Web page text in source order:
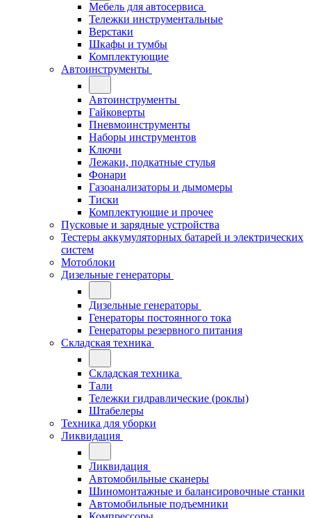
Мебель для автосервиса
Тележки инструментальные
Верстаки
Шкафы и тумбы
Комплектующие
Автоинструменты
Автоинструменты
Гайковерты
Пневмоинструменты
Наборы инструментов
Ключи
Лежаки, подкатные стулья
Фонари
Газоанализаторы и дымомеры
Тиски
Комплектующие и прочее
Пусковые и зарядные устройства
Тестеры аккумуляторных батарей и электрических
систем
Мотоблоки
Дизельные генераторы
Дизельные генераторы
Генераторы постоянного тока
Генераторы резервного питания
Складская техника
Складская техника
Тали
Тележки гидравлические (роклы)
Штабелеры
Техника для уборки
Ликвидация
Ликвидация
Автомобильные сканеры
Шиномонтажные и балансировочные станки
Автомобильные подъемники